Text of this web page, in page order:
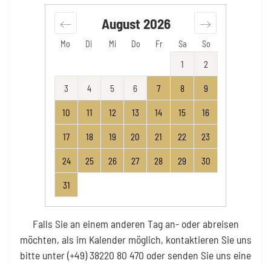
Mo Di Mi Do Fr Sa So
August 2026
1 2
3 4 5 6 7 8 9
10 11 12 13 14 15 16
17 18 19 20 21 22 23
24 25 26 27 28 29 30
31
Falls Sie an einem anderen Tag an- oder abreisen
möchten, als im Kalender möglich, kontaktieren Sie uns
bitte unter(+49) 38220 80 470 oder senden Sie uns eine